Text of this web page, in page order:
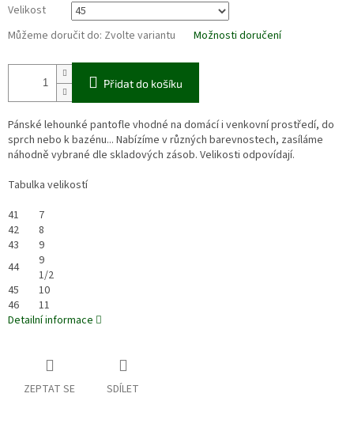
Velikost
Můžeme doručit do: Zvolte variantu Možnosti doručení
Přidat do košíku
Pánské lehounké pantofle vhodné na domácí i venkovní prostředí, do
sprch nebo k bazénu... Nabízíme v různých barevnostech, zasíláme
náhodně vybrané dle skladových zásob. Velikosti odpovídají.
Tabulka velikostí
41
7
42
8
43
9
44
9
1/2
45
10
46
11
Detailní informace
ZEPTAT SE SDÍLET